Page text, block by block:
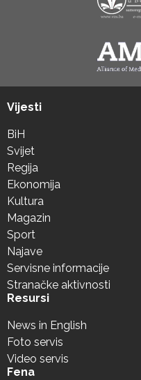
Vijesti
BiH
Svijet
Regija
Ekonomija
Kultura
Magazin
Sport
Najave
Servisne informacije
Stranačke aktivnosti
Resursi
News in English
Foto servis
Video servis
Fena